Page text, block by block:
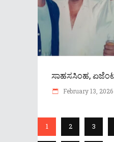
ಸಾಹಸಸಿಂಹ,
February 13, 2026
1 2 3